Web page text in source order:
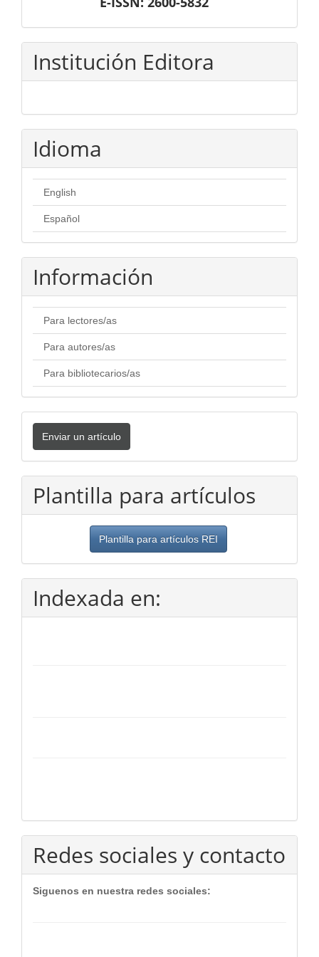
Institución Editora
Idioma
English
Español
Información
Para lectores/as
Para autores/as
Para bibliotecarios/as
Enviar
un
artículo
Enviar un artículo
Plantilla para artículos
Plantilla para artículos REI
Indexada en:
Redes sociales y contacto
Siguenos en nuestra redes sociales: